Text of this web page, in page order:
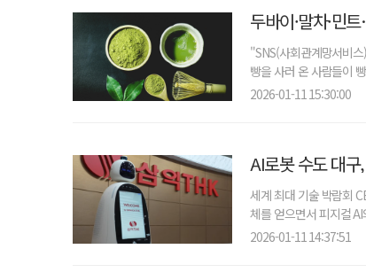
두바이·말차·민
"SNS(사회관계망서비
빵을 사러 온 사람들이
2026-01-11 15:30:00
AI로봇 수도 대
세계 최대 기술 박람회
체를 얻으면서 피지컬
2026-01-11 14:37:51